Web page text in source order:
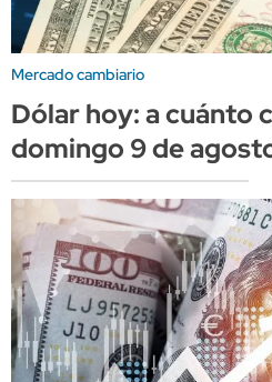
Mercado cambiario
Dólar hoy: a cuánto
domingo 9 de